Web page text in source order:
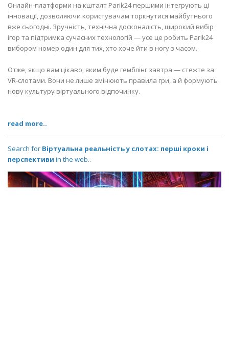
Онлайн-платформи на кшталт Parik24 першими інтегрують ці
інновації, дозволяючи користувачам торкнутися майбутнього
вже сьогодні. Зручність, технічна досконалість, широкий вибір
ігор та підтримка сучасних технологій — усе це робить Parik24
вибором номер один для тих, хто хоче йти в ногу з часом.
Отже, якщо вам цікаво, яким буде гемблінг завтра — стежте за
VR-слотами. Вони не лише змінюють правила гри, а й формують
нову культуру віртуального відпочинку.
read more..
Search for Віртуальна реальність у слотах: перші кроки і
перспективи in the web..